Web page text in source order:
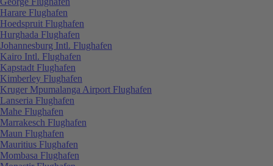
Harare Flughafen
Hoedspruit Flughafen
Hurghada Flughafen
Johannesburg Intl. Flughafen
Kairo Intl. Flughafen
Kapstadt Flughafen
Kimberley Flughafen
Kruger Mpumalanga Airport Flughafen
Lanseria Flughafen
Mahe Flughafen
Marrakesch Flughafen
Maun Flughafen
Mauritius Flughafen
Mombasa Flughafen